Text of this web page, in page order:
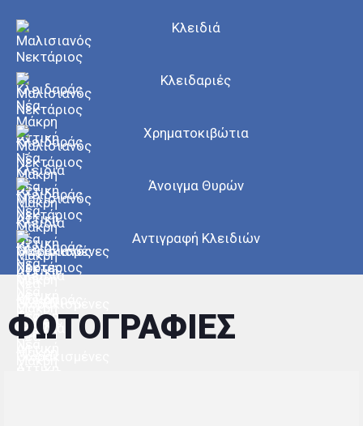
Κλειδιά
Κλειδαριές
Χρηματοκιβώτια
Άνοιγμα Θυρών
Αντιγραφή Κλειδιών
ΦΩΤΟΓΡΑΦΙΕΣ